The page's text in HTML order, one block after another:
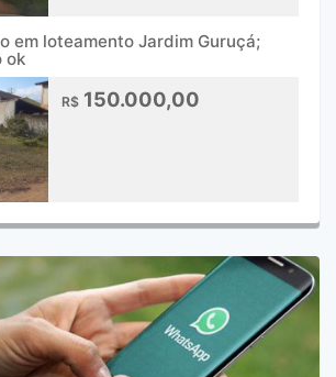
em loteamento Jardim Guruçá;
ok
R$ 150.000,00